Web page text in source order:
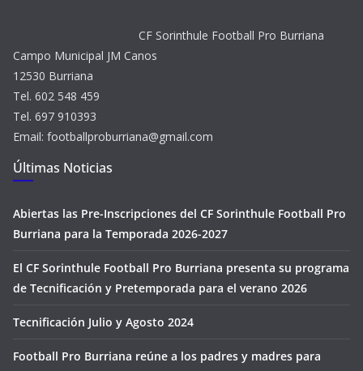
CF Sorinthule Football Pro Burriana
Campo Municipal JM Canos
12530 Burriana
Tel. 602 548 459
Tel. 697 910393
Email: footballproburriana@gmail.com
Últimas Noticias
Abiertas las Pre-Inscripciones del CF Sorinthule Football Pro
Burriana para la Temporada 2026-2027
El CF Sorinthule Football Pro Burriana presenta su programa
de Tecnificación y Pretemporada para el verano 2026
Tecnificación Julio y Agosto 2024
Football Pro Burriana reúne a los padres y madres para